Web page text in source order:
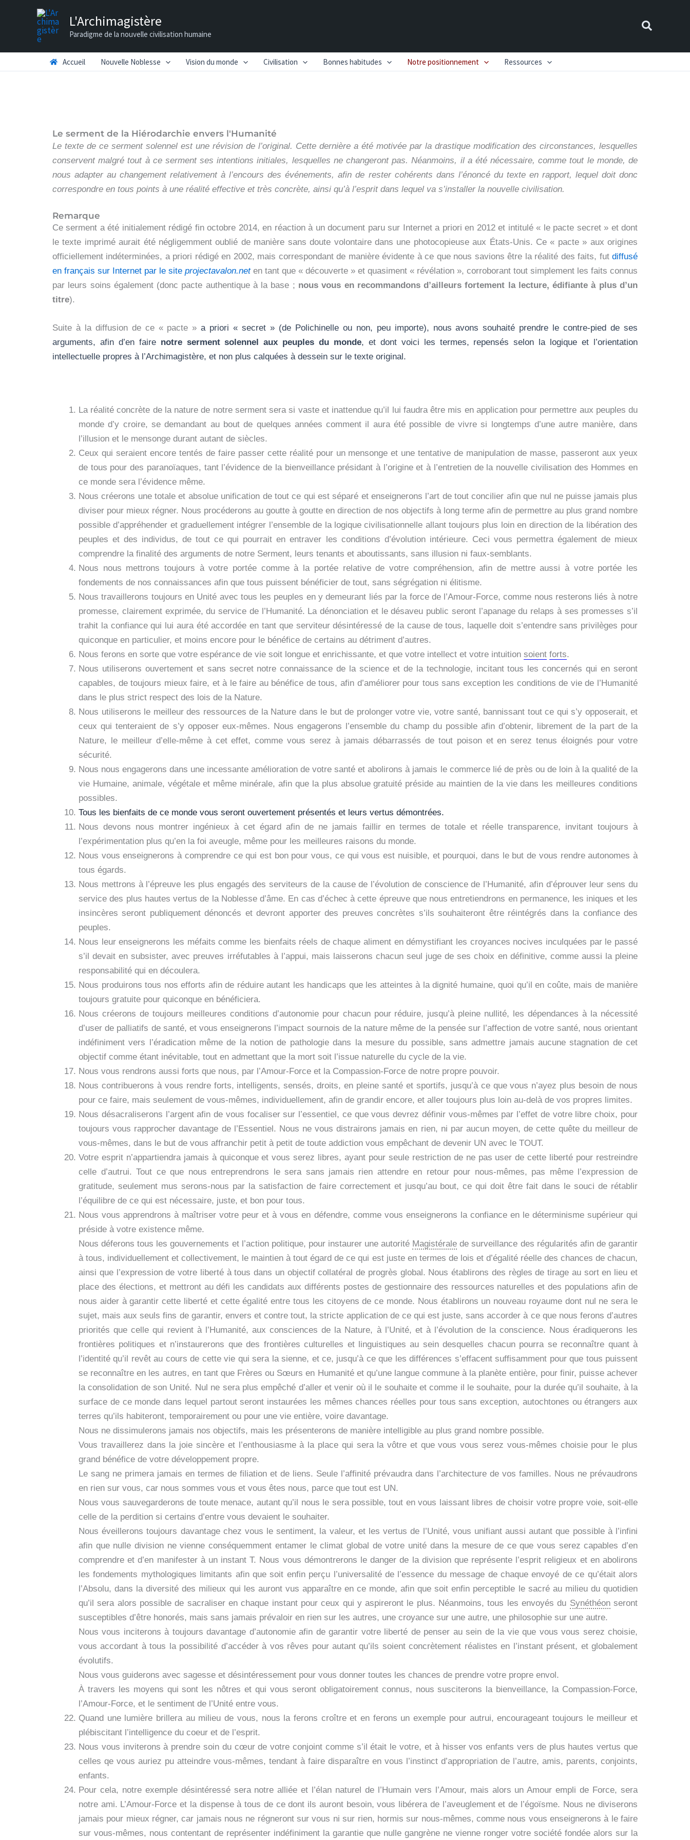
L'Archimagistère
Paradigme de la nouvelle civilisation humaine
Accueil Nouvelle Noblesse Vision du monde Civilisation Bonnes habitudes Notre positionnement Ressources
Le serment de la Hiérodarchie envers l'Humanité
Le texte de ce serment solennel est une révision de l’original. Cette dernière a été motivée par la drastique modification des circonstances, lesquelles
conservent malgré tout à ce serment ses intentions initiales, lesquelles ne changeront pas. Néanmoins, il a été nécessaire, comme tout le monde, de
nous adapter au changement relativement à l’encours des événements, afin de rester cohérents dans l’énoncé du texte en rapport, lequel doit donc
correspondre en tous points à une réalité effective et très concrète, ainsi qu’à l’esprit dans lequel va s’installer la nouvelle civilisation.
Remarque
Ce serment a été initialement rédigé fin octobre 2014, en réaction à un document paru sur Internet a priori en 2012 et intitulé « le pacte secret » et dont
le texte imprimé aurait été négligemment oublié de manière sans doute volontaire dans une photocopieuse aux États-Unis. Ce « pacte » aux origines
officiellement indéterminées, a priori rédigé en 2002, mais correspondant de manière évidente à ce que nous savions être la réalité des faits, fut diffusé
en français sur Internet par le site projectavalon.neten tant que « découverte » et quasiment « révélation », corroborant tout simplement les faits connus
par leurs soins également (donc pacte authentique à la base ; nous vous en recommandons d’ailleurs fortement la lecture, édifiante à plus d’un
titre).
Suite à la diffusion de ce « pacte »a priori « secret » (de Polichinelle ou non, peu importe), nous avons souhaité prendre le contre-pied de ses
arguments, afin d’en faire notre serment solennel aux peuples du monde, et dont voici les termes, repensés selon la logique et l’orientation
intellectuelle propres à l’Archimagistère, et non plus calquées à dessein sur le texte original.
La réalité concrète de la nature de notre serment sera si vaste et inattendue qu’il lui faudra être mis en application pour permettre aux peuples du
monde d’y croire, se demandant au bout de quelques années comment il aura été possible de vivre si longtemps d’une autre manière, dans
l’illusion et le mensonge durant autant de siècles.
Ceux qui seraient encore tentés de faire passer cette réalité pour un mensonge et une tentative de manipulation de masse, passeront aux yeux
de tous pour des paranoïaques, tant l’évidence de la bienveillance présidant à l’origine et à l’entretien de la nouvelle civilisation des Hommes en
ce monde sera l’évidence même.
Nous créerons une totale et absolue unification de tout ce qui est séparé et enseignerons l’art de tout concilier afin que nul ne puisse jamais plus
diviser pour mieux régner. Nous procéderons au goutte à goutte en direction de nos objectifs à long terme afin de permettre au plus grand nombre
possible d’appréhender et graduellement intégrer l’ensemble de la logique civilisationnelle allant toujours plus loin en direction de la libération des
peuples et des individus, de tout ce qui pourrait en entraver les conditions d’évolution intérieure. Ceci vous permettra également de mieux
comprendre la finalité des arguments de notre Serment, leurs tenants et aboutissants, sans illusion ni faux-semblants.
Nous nous mettrons toujours à votre portée comme à la portée relative de votre compréhension, afin de mettre aussi à votre portée les
fondements de nos connaissances afin que tous puissent bénéficier de tout, sans ségrégation ni élitisme.
Nous travaillerons toujours en Unité avec tous les peuples en y demeurant liés par la force de l’Amour-Force, comme nous resterons liés à notre
promesse, clairement exprimée, du service de l’Humanité. La dénonciation et le désaveu public seront l’apanage du relaps à ses promesses s’il
trahit la confiance qui lui aura été accordée en tant que serviteur désintéressé de la cause de tous, laquelle doit s’entendre sans privilèges pour
quiconque en particulier, et moins encore pour le bénéfice de certains au détriment d’autres.
Nous ferons en sorte que votre espérance de vie soit longue et enrichissante, et que votre intellect et votre intuition soient forts.
Nous utiliserons ouvertement et sans secret notre connaissance de la science et de la technologie, incitant tous les concernés qui en seront
capables, de toujours mieux faire, et à le faire au bénéfice de tous, afin d’améliorer pour tous sans exception les conditions de vie de l’Humanité
dans le plus strict respect des lois de la Nature.
Nous utiliserons le meilleur des ressources de la Nature dans le but de prolonger votre vie, votre santé, bannissant tout ce qui s’y opposerait, et
ceux qui tenteraient de s’y opposer eux-mêmes. Nous engagerons l’ensemble du champ du possible afin d’obtenir, librement de la part de la
Nature, le meilleur d’elle-même à cet effet, comme vous serez à jamais débarrassés de tout poison et en serez tenus éloignés pour votre
sécurité.
Nous nous engagerons dans une incessante amélioration de votre santé et abolirons à jamais le commerce lié de près ou de loin à la qualité de la
vie Humaine, animale, végétale et même minérale, afin que la plus absolue gratuité préside au maintien de la vie dans les meilleures conditions
possibles.
Tous les bienfaits de ce monde vous seront ouvertement présentés et leurs vertus démontrées.
Nous devons nous montrer ingénieux à cet égard afin de ne jamais faillir en termes de totale et réelle transparence, invitant toujours à
l’expérimentation plus qu’en la foi aveugle, même pour les meilleures raisons du monde.
Nous vous enseignerons à comprendre ce qui est bon pour vous, ce qui vous est nuisible, et pourquoi, dans le but de vous rendre autonomes à
tous égards.
Nous mettrons à l’épreuve les plus engagés des serviteurs de la cause de l’évolution de conscience de l’Humanité, afin d’éprouver leur sens du
service des plus hautes vertus de la Noblesse d’âme. En cas d’échec à cette épreuve que nous entretiendrons en permanence, les iniques et les
insincères seront publiquement dénoncés et devront apporter des preuves concrètes s’ils souhaiteront être réintégrés dans la confiance des
peuples.
Nous leur enseignerons les méfaits comme les bienfaits réels de chaque aliment en démystifiant les croyances nocives inculquées par le passé
s’il devait en subsister, avec preuves irréfutables à l’appui, mais laisserons chacun seul juge de ses choix en définitive, comme aussi la pleine
responsabilité qui en découlera.
Nous produirons tous nos efforts afin de réduire autant les handicaps que les atteintes à la dignité humaine, quoi qu’il en coûte, mais de manière
toujours gratuite pour quiconque en bénéficiera.
Nous créerons de toujours meilleures conditions d’autonomie pour chacun pour réduire, jusqu’à pleine nullité, les dépendances à la nécessité
d’user de palliatifs de santé, et vous enseignerons l’impact sournois de la nature même de la pensée sur l’affection de votre santé, nous orientant
indéfiniment vers l’éradication même de la notion de pathologie dans la mesure du possible, sans admettre jamais aucune stagnation de cet
objectif comme étant inévitable, tout en admettant que la mort soit l’issue naturelle du cycle de la vie.
Nous vous rendrons aussi forts que nous, par l’Amour-Force et la Compassion-Force de notre propre pouvoir.
Nous contribuerons à vous rendre forts, intelligents, sensés, droits, en pleine santé et sportifs, jusqu’à ce que vous n’ayez plus besoin de nous
pour ce faire, mais seulement de vous-mêmes, individuellement, afin de grandir encore, et aller toujours plus loin au-delà de vos propres limites.
Nous désacraliserons l’argent afin de vous focaliser sur l’essentiel, ce que vous devrez définir vous-mêmes par l’effet de votre libre choix, pour
toujours vous rapprocher davantage de l’Essentiel. Nous ne vous distrairons jamais en rien, ni par aucun moyen, de cette quête du meilleur de
vous-mêmes, dans le but de vous affranchir petit à petit de toute addiction vous empêchant de devenir UN avec le TOUT.
Votre esprit n’appartiendra jamais à quiconque et vous serez libres, ayant pour seule restriction de ne pas user de cette liberté pour restreindre
celle d’autrui. Tout ce que nous entreprendrons le sera sans jamais rien attendre en retour pour nous-mêmes, pas même l’expression de
gratitude, seulement mus serons-nous par la satisfaction de faire correctement et jusqu’au bout, ce qui doit être fait dans le souci de rétablir
l’équilibre de ce qui est nécessaire, juste, et bon pour tous.
Nous vous apprendrons à maîtriser votre peur et à vous en défendre, comme vous enseignerons la confiance en le déterminisme supérieur qui
préside à votre existence même.
Nous déferons tous les gouvernements et l’action politique, pour instaurer une autorité Magistérale de surveillance des régularités afin de garantir
à tous, individuellement et collectivement, le maintien à tout égard de ce qui est juste en termes de lois et d’égalité réelle des chances de chacun,
ainsi que l’expression de votre liberté à tous dans un objectif collatéral de progrès global. Nous établirons des règles de tirage au sort en lieu et
place des élections, et mettront au défi les candidats aux différents postes de gestionnaire des ressources naturelles et des populations afin de
nous aider à garantir cette liberté et cette égalité entre tous les citoyens de ce monde. Nous établirons un nouveau royaume dont nul ne sera le
sujet, mais aux seuls fins de garantir, envers et contre tout, la stricte application de ce qui est juste, sans accorder à ce que nous ferons d’autres
priorités que celle qui revient à l’Humanité, aux consciences de la Nature, à l’Unité, et à l’évolution de la conscience. Nous éradiquerons les
frontières politiques et n’instaurerons que des frontières culturelles et linguistiques au sein desquelles chacun pourra se reconnaître quant à
l’identité qu’il revêt au cours de cette vie qui sera la sienne, et ce, jusqu’à ce que les différences s’effacent suffisamment pour que tous puissent
se reconnaître en les autres, en tant que Frères ou Sœurs en Humanité et qu’une langue commune à la planète entière, pour finir, puisse achever
la consolidation de son Unité. Nul ne sera plus empêché d’aller et venir où il le souhaite et comme il le souhaite, pour la durée qu’il souhaite, à la
surface de ce monde dans lequel partout seront instaurées les mêmes chances réelles pour tous sans exception, autochtones ou étrangers aux
terres qu’ils habiteront, temporairement ou pour une vie entière, voire davantage.
Nous ne dissimulerons jamais nos objectifs, mais les présenterons de manière intelligible au plus grand nombre possible.
Vous travaillerez dans la joie sincère et l’enthousiasme à la place qui sera la vôtre et que vous vous serez vous-mêmes choisie pour le plus
grand bénéfice de votre développement propre.
Le sang ne primera jamais en termes de filiation et de liens. Seule l’affinité prévaudra dans l’architecture de vos familles. Nous ne prévaudrons
en rien sur vous, car nous sommes vous et vous êtes nous, parce que tout est UN.
Nous vous sauvegarderons de toute menace, autant qu’il nous le sera possible, tout en vous laissant libres de choisir votre propre voie, soit-elle
celle de la perdition si certains d’entre vous devaient le souhaiter.
Nous éveillerons toujours davantage chez vous le sentiment, la valeur, et les vertus de l’Unité, vous unifiant aussi autant que possible à l’infini
afin que nulle division ne vienne conséquemment entamer le climat global de votre unité dans la mesure de ce que vous serez capables d’en
comprendre et d’en manifester à un instant T. Nous vous démontrerons le danger de la division que représente l’esprit religieux et en abolirons
les fondements mythologiques limitants afin que soit enfin perçu l’universalité de l’essence du message de chaque envoyé de ce qu’était alors
l’Absolu, dans la diversité des milieux qui les auront vus apparaître en ce monde, afin que soit enfin perceptible le sacré au milieu du quotidien
qu’il sera alors possible de sacraliser en chaque instant pour ceux qui y aspireront le plus. Néanmoins, tous les envoyés du Synéthéonseront
susceptibles d’être honorés, mais sans jamais prévaloir en rien sur les autres, une croyance sur une autre, une philosophie sur une autre.
Nous vous inciterons à toujours davantage d’autonomie afin de garantir votre liberté de penser au sein de la vie que vous vous serez choisie,
vous accordant à tous la possibilité d’accéder à vos rêves pour autant qu’ils soient concrètement réalistes en l’instant présent, et globalement
évolutifs.
Nous vous guiderons avec sagesse et désintéressement pour vous donner toutes les chances de prendre votre propre envol.
À travers les moyens qui sont les nôtres et qui vous seront obligatoirement connus, nous susciterons la bienveillance, la Compassion-Force,
l’Amour-Force, et le sentiment de l’Unité entre vous.
Quand une lumière brillera au milieu de vous, nous la ferons croître et en ferons un exemple pour autrui, encourageant toujours le meilleur et
plébiscitant l’intelligence du coeur et de l’esprit.
Nous vous inviterons à prendre soin du cœur de votre conjoint comme s’il était le votre, et à hisser vos enfants vers de plus hautes vertus que
celles qe vous auriez pu atteindre vous-mêmes, tendant à faire disparaître en vous l’instinct d’appropriation de l’autre, amis, parents, conjoints,
enfants.
Pour cela, notre exemple désintéressé sera notre alliée et l’élan naturel de l’Humain vers l’Amour, mais alors un Amour empli de Force, sera
notre ami. L’Amour-Force et la dispense à tous de ce dont ils auront besoin, vous libérera de l’aveuglement et de l’égoïsme. Nous ne diviserons
jamais pour mieux régner, car jamais nous ne régneront sur vous ni sur rien, hormis sur nous-mêmes, comme nous vous enseignerons à le faire
sur vous-mêmes, nous contentant de représenter indéfiniment la garantie que nulle gangrène ne vienne ronger votre société fondée alors sur la